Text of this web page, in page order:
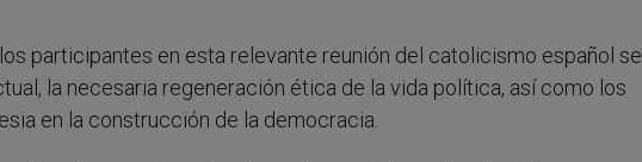
participantes en esta relevante reunión del catolicismo español se
la necesaria regeneración ética de la vida política, así como los
en la construcción de la democracia.